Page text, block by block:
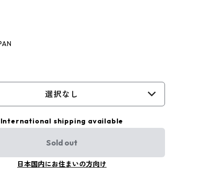
選択なし
International shipping available
Sold out
日本国内にお住まいの方向け